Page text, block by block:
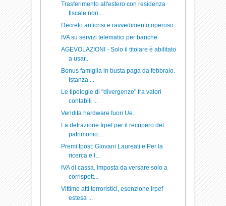
Trasferimento all'estero con residenza
fiscale non...
Decreto anticrisi e ravvedimento operoso.
IVA su servizi telematici per banche.
AGEVOLAZIONI - Solo il titolare è abilitato
a usar...
Bonus famiglia in busta paga da febbraio.
Istanza ...
Le tipologie di "divergenze" fra valori
contabili ...
Vendita hardware fuori Ue.
La detrazione Irpef per il recupero del
patrimonio...
Premi Ipost: Giovani Laureati e Per la
ricerca e l...
IVA di cassa. Imposta da versare solo a
corrispett...
Vittime atti terroristici, esenzione Irpef
estesa ...